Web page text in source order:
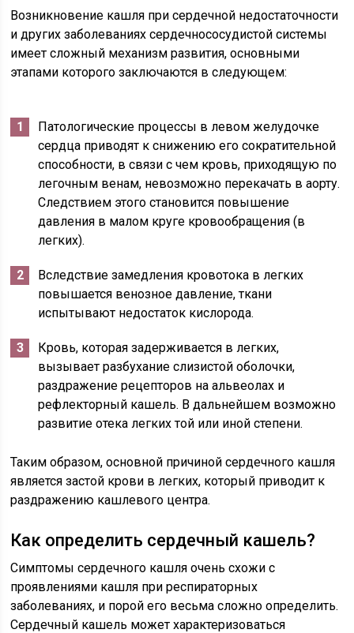
Возникновение кашля при сердечной недостаточности
и других заболеваниях сердечнососудистой системы
имеет сложный механизм развития, основными
этапами которого заключаются в следующем:
Патологические процессы в левом желудочке
сердца приводят к снижению его сократительной
способности, в связи с чем кровь, приходящую по
легочным венам, невозможно перекачать в аорту.
Следствием этого становится повышение
давления в малом круге кровообращения (в
легких).
Вследствие замедления кровотока в легких
повышается венозное давление, ткани
испытывают недостаток кислорода.
Кровь, которая задерживается в легких,
вызывает разбухание слизистой оболочки,
раздражение рецепторов на альвеолах и
рефлекторный кашель. В дальнейшем возможно
развитие отека легких той или иной степени.
Таким образом, основной причиной сердечного кашля
является застой крови в легких, который приводит к
раздражению кашлевого центра.
Как определить сердечный кашель?
Симптомы сердечного кашля очень схожи с
проявлениями кашля при респираторных
заболеваниях, и порой его весьма сложно определить.
Сердечный кашель может характеризоваться